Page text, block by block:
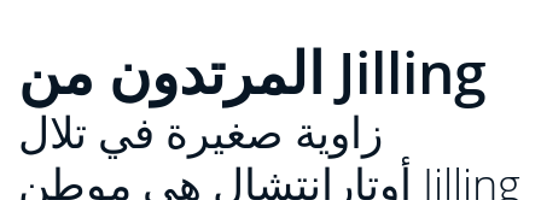
المرتدون من Jilling
زاوية صغيرة في تلال
أوتارانتشال هي موطن Jilling